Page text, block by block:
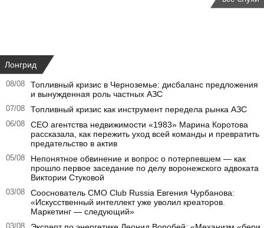
Лонгрид
08/08
Топливный кризис в Черноземье: дисбаланс предложения
и вынужденная роль частных АЗС
07/08 Топливный кризис как инструмент передела рынка АЗС
06/08
CEO агентства недвижимости «1983» Марина Коротова
рассказала, как пережить уход всей команды и превратить
предательство в актив
05/08
Непонятное обвинение и вопрос о потерпевшем — как
прошло первое заседание по делу воронежского адвоката
Виктории Стуковой
03/08
Сооснователь CMO Club Russia Евгения Чурбанова:
«Искусственный интеллект уже уволил креаторов.
Маркетинг — следующий»
03/08